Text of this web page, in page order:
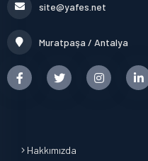
site@yafes.net
Muratpaşa / Antalya
Hakkımızda